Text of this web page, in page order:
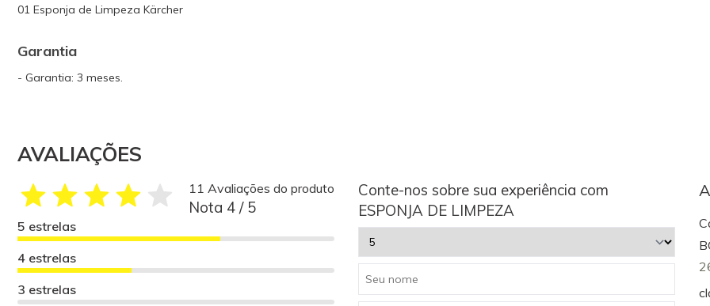
01 Esponja de Limpeza Kärcher
Garantia
- Garantia: 3 meses.
AVALIAÇÕES
11 Avaliações do produto
Nota 4 / 5
5 estrelas
4 estrelas
3 estrelas
Conte-nos sobre sua experiência com
ESPONJA DE LIMPEZA